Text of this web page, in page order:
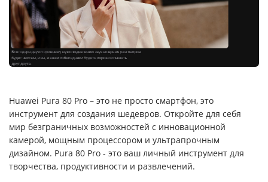
Huawei Pura 80 Pro – это не просто смартфон, это
инструмент для создания шедевров. Откройте для себя
мир безграничных возможностей с инновационной
камерой, мощным процессором и ультрапрочным
дизайном. Pura 80 Pro - это ваш личный инструмент для
творчества, продуктивности и развлечений.